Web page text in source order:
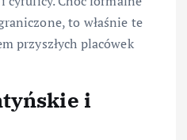
to właśnie te
przyszłych placówek
i